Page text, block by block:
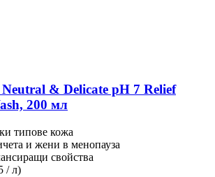
Neutral & Delicate pH 7 Relief
200 мл
типове кожа
и жени в менопауза
свойства
/ л)